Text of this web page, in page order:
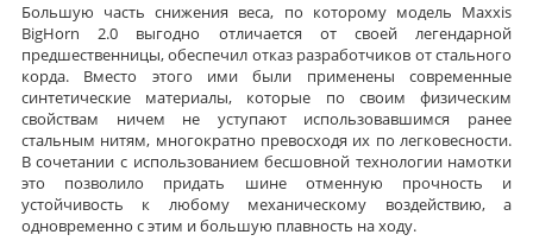
Большую часть снижения веса, по которому модель Maxxis
BigHorn 2.0 выгодно отличается от своей легендарной
предшественницы, обеспечил отказ разработчиков от стального
корда. Вместо этого ими были применены современные
синтетические материалы, которые по своим физическим
свойствам ничем не уступают использовавшимся ранее
стальным нитям, многократно превосходя их по легковесности.
В сочетании с использованием бесшовной технологии намотки
это позволило придать шине отменную прочность и
устойчивость к любому механическому воздействию, а
одновременно с этим и большую плавность на ходу.